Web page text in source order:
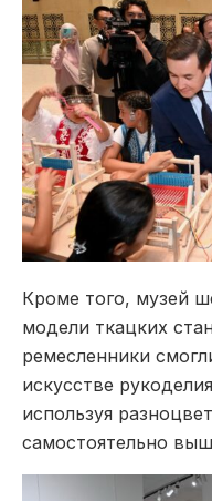
Кроме того, музей
модели ткацких
ремесленники
искусстве
используя
самостоятельно